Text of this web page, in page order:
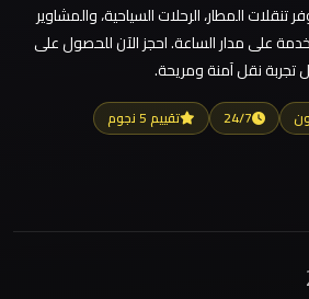
فى مصر
تنقلات المطار، الرحلات السياحية، والمشاوير
على مدار الساعة. احجز الآن للحصول على
تجربة نقل آمنة ومريحة.
24/7 تقييم 5 نجوم